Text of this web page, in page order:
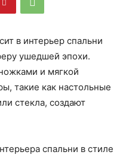
в интерьер спальни
ушедшей эпохи.
и мягкой
такие как настольные
стекла, создают
спальни в стиле